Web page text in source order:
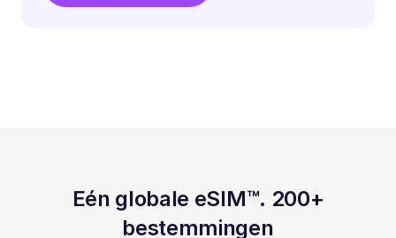
Eén globale eSIM™. 200+
bestemmingen